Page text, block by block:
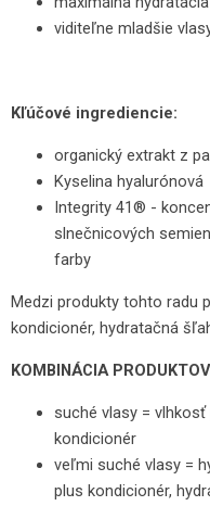
viditeľne mladšie
Kľúčové ingrediencie:
organický extrakt z
Kyselina hyalurónová
Integrity 41® -
slnečnicových
farby
Medzi produkty tohto radu
kondicionér, hydratačná
KOMBINÁCIA
suché vlasy =
kondicionér
veľmi suché vlasy =
plus kondicionér,